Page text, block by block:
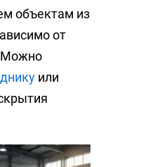
от
Можно
или